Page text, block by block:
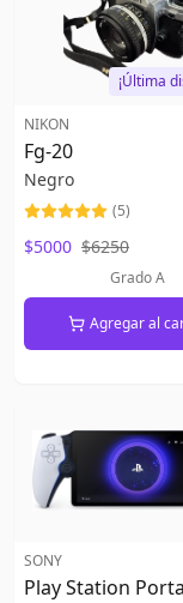
¡Última
NIKON
Fg-20
Negro
(5)
$5000 $6250
Grado A
Agregar al
SONY
Play Station